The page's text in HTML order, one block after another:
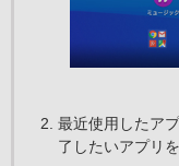
最近使用したア
了したいアプリ